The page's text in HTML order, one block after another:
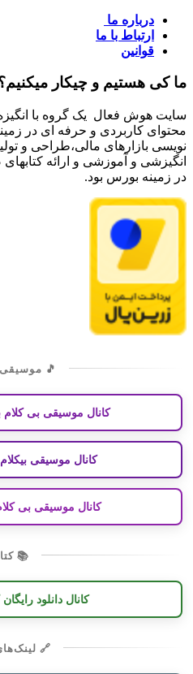
درباره ما
ارتباط با ما
قوانین
ما کی هستیم و چیکار
سایت هوش فعال یک گروه با
محتوای کاربردی و حرفه ای در
نویسی بازارهای مالی،طراحی و
انگیزشی و آموزشی و ارائه
در زمینه بورس بود.
🎵
کانال موسیقی بی کلام
کانال موسیقی
کانال موسیقی بی
📚
کانال دانلود
🔗